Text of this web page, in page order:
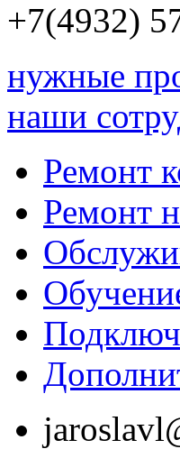
+7(4932)
нужные
наши
Ремонт
Ремонт